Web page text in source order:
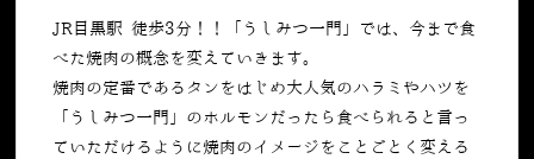
JR目黒駅 徒歩3分！！「うしみつ一門」では、今まで食
べた焼肉の概念を変えていきます。
焼肉の定番であるタンをはじめ大人気のハラミやハツを
「うしみつ一門」のホルモンだったら食べられると言っ
ていただけるように焼肉のイメージをことごとく変える